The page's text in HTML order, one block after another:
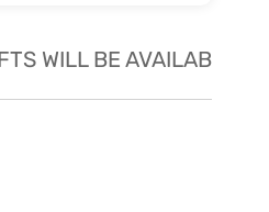
WILL BE AVAILABLE